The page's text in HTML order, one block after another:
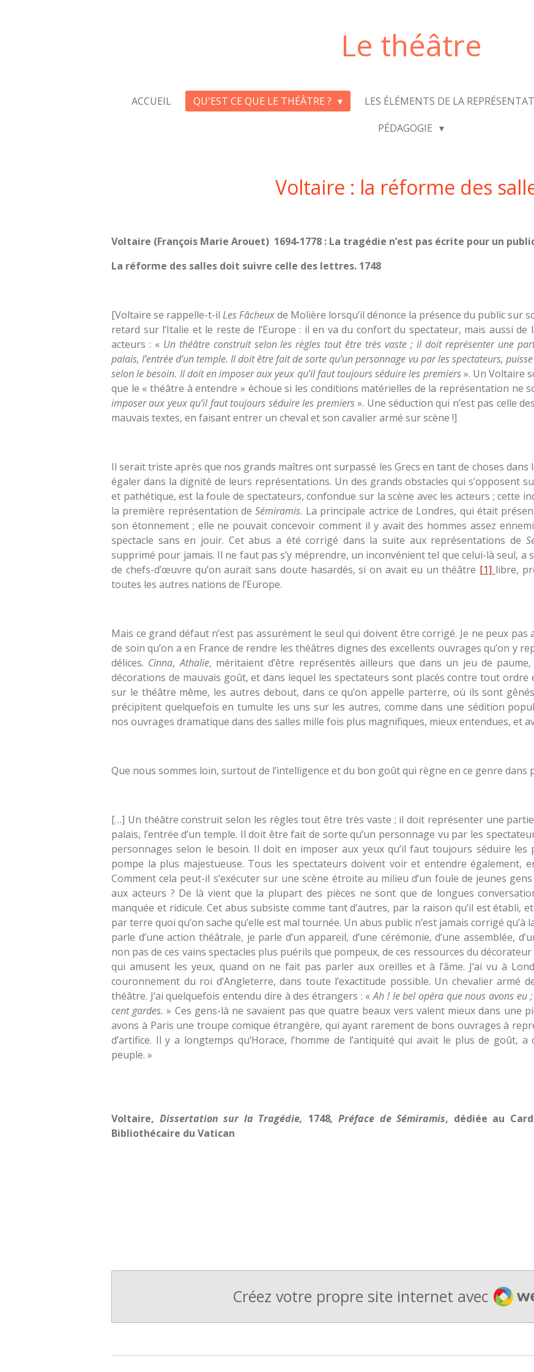
Le théâtre
ACCUEIL QU'EST CE QUE LE THÉÂTRE ? LES ÉLÉMENTS DE LA
PÉDAGOGIE
Voltaire : la réforme des
Voltaire (François Marie Arouet) 1694-1778 : La tragédie n’est pas écrite pour un
La réforme des salles doit suivre celle des lettres. 1748
[Voltaire se rappelle-t-il Les Fâcheuxde Molière lorsqu’il dénonce la présence du public sur
retard sur l’Italie et le reste de l’Europe : il en va du confort du spectateur, mais aussi
acteurs : « Un théâtre construit selon les règles tout être très vaste ; il doit représenter une
palais, l’entrée d’un temple. Il doit être fait de sorte qu’un personnage vu par les spectateurs,
selon le besoin. Il doit en imposer aux yeux qu’il faut toujours séduire les premiers». Un Voltaire
que le « théâtre à entendre » échoue si les conditions matérielles de la représentation ne
imposer aux yeux qu’il faut toujours séduire les premiers». Une séduction qui n’est pas celle
mauvais textes, en faisant entrer un cheval et son cavalier armé sur scène !]
Il serait triste après que nos grands maîtres ont surpassé les Grecs en tant de choses
égaler dans la dignité de leurs représentations. Un des grands obstacles qui s’opposent
et pathétique, est la foule de spectateurs, confondue sur la scène avec les acteurs ; cette
la première représentation deSémiramis. La principale actrice de Londres, qui était
son étonnement ; elle ne pouvait concevoir comment il y avait des hommes assez
spectacle sans en jouir. Cet abus a été corrigé dans la suite aux représentations de
supprimé pour jamais. Il ne faut pas s’y méprendre, un inconvénient tel que celui-là seul,
de chefs-d’œuvre qu’on aurait sans doute hasardés, si on avait eu un théâtre [1] libre,
toutes les autres nations de l’Europe.
Mais ce grand défaut n’est pas assurément le seul qui doivent être corrigé. Je ne peux pas
de soin qu’on a en France de rendre les théâtres dignes des excellents ouvrages qu’on y
délices. Cinna,Athalie, méritaient d’être représentés ailleurs que dans un jeu de
décorations de mauvais goût, et dans lequel les spectateurs sont placés contre tout
sur le théâtre même, les autres debout, dans ce qu’on appelle parterre, où ils sont
précipitent quelquefois en tumulte les uns sur les autres, comme dans une sédition
nos ouvrages dramatique dans des salles mille fois plus magnifiques, mieux entendues, et
Que nous sommes loin, surtout de l’intelligence et du bon goût qui règne en ce genre dans
[…] Un théâtre construit selon les règles tout être très vaste ; il doit représenter une partie
palais, l’entrée d’un temple. Il doit être fait de sorte qu’un personnage vu par les
personnages selon le besoin. Il doit en imposer aux yeux qu’il faut toujours séduire
pompe la plus majestueuse. Tous les spectateurs doivent voir et entendre également,
Comment cela peut-il s’exécuter sur une scène étroite au milieu d’un foule de jeunes
aux acteurs ? De là vient que la plupart des pièces ne sont que de longues
manquée et ridicule. Cet abus subsiste comme tant d’autres, par la raison qu’il est établi,
par terre quoi qu’on sache qu’elle est mal tournée. Un abus public n’est jamais corrigé
parle d’une action théâtrale, je parle d’un appareil, d’une cérémonie, d’une assemblée,
non pas de ces vains spectacles plus puérils que pompeux, de ces ressources du
qui amusent les yeux, quand on ne fait pas parler aux oreilles et à l’âme. J’ai vu à
couronnement du roi d’Angleterre, dans toute l’exactitude possible. Un chevalier armé
théâtre. J’ai quelquefois entendu dire à des étrangers : «Ah ! le bel opéra que nous avons eu
cent gardes. » Ces gens-là ne savaient pas que quatre beaux vers valent mieux dans une
avons à Paris une troupe comique étrangère, qui ayant rarement de bons ouvrages à
d’artifice. Il y a longtemps qu’Horace, l’homme de l’antiquité qui avait le plus de goût,
peuple. »
Voltaire, Dissertation sur la Tragédie, 1748, Préface de Sémiramis, dédiée au
Bibliothécaire du Vatican
Créez votre propre site internet avec